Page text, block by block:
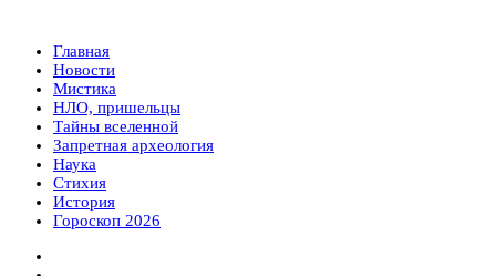
Главная
Новости
Мистика
НЛО, пришельцы
Тайны вселенной
Запретная археология
Наука
Стихия
История
Гороскоп 2026